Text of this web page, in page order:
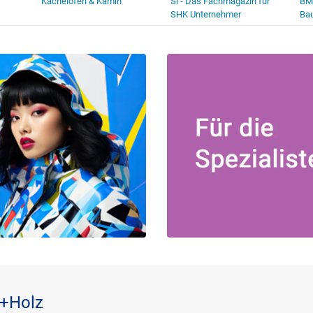
SHK Unternehmer